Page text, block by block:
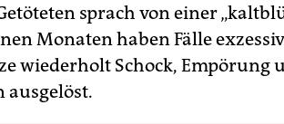
sprach von einer
Monaten haben Fälle
wiederholt Schock, Empörung
ausgelöst.